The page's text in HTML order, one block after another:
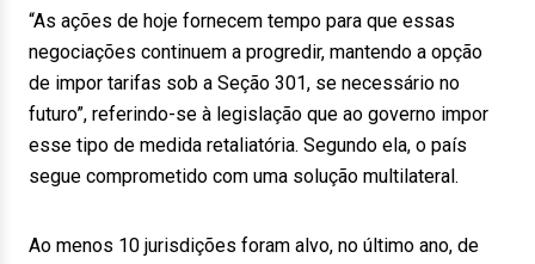
“As ações de hoje fornecem tempo para que essas
negociações continuem a progredir, mantendo a opção
de impor tarifas sob a Seção 301, se necessário no
futuro”, referindo-se à legislação que ao governo impor
esse tipo de medida retaliatória. Segundo ela, o país
segue comprometido com uma solução multilateral.
Ao menos 10 jurisdições foram alvo, no último ano, de